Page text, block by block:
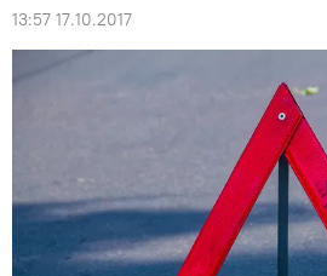
13:57 17.10.2017